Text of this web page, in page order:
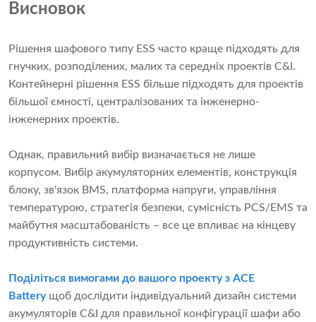
Висновок
Рішення шафового типу ESS часто краще підходять для
гнучких, розподілених, малих та середніх проектів C&I.
Контейнерні рішення ESS більше підходять для проектів
більшої ємності, централізованих та інженерно-
інженерних проектів.
Однак, правильний вибір визначається не лише
корпусом. Вибір акумуляторних елементів, конструкція
блоку, зв'язок BMS, платформа напруги, управління
температурою, стратегія безпеки, сумісність PCS/EMS та
майбутня масштабованість – все це впливає на кінцеву
продуктивність системи.
Поділіться вимогами до вашого проекту з ACE
Battery щоб дослідити індивідуальний дизайн системи
акумуляторів C&I для правильної конфігурації шафи або